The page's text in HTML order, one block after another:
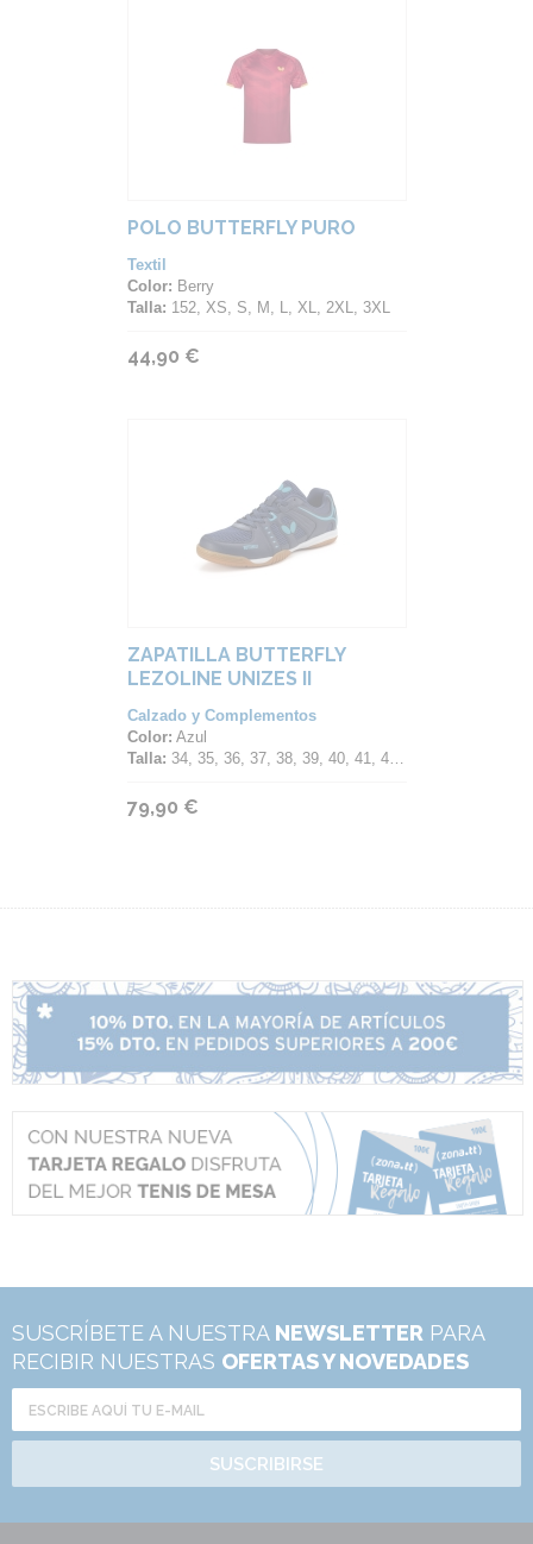
POLO BUTTERFLY PURO
Textil
Color: Berry
Talla: 152, XS, S, M, L, XL, 2XL, 3XL
44,90 €
ZAPATILLA BUTTERFLY
LEZOLINE UNIZES II
Calzado y Complementos
Color: Azul
Talla: 34, 35, 36, 37, 38, 39, 40, 41, 42, 43, 44, 45, 46, 47
79,90 €
SUSCRÍBETE A NUESTRA NEWSLETTER PARA
RECIBIR NUESTRAS OFERTAS Y NOVEDADES
SUSCRIBIRSE